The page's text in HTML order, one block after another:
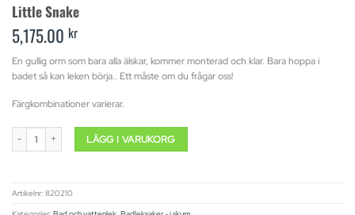
Little Snake
5,175.00 kr
En gullig orm som bara alla älskar, kommer monterad och klar. Bara hoppa i
badet så kan leken börja.. Ett måste om du frågar oss!
Färgkombinationer varierar.
LÄGG I VARUKORG
Artikelnr: 820210